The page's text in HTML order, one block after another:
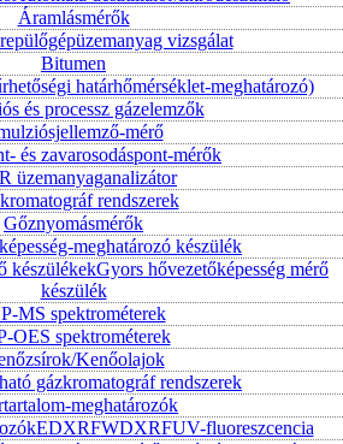
Áramlásmérők
vizsgálat
Bitumen
határhőmérséklet-meghatározó)
és processz gázelemzők
mérő
és zavarosodáspont-mérők
üzemanyaganalizátor
rendszerek
Gőznyomásmérők
meghatározó készülék
készülékekGyors hővezetőképesség mérő
készülék
MS spektrométerek
OES spektrométerek
Kenőolajok
gázkromatográf rendszerek
meghatározók
EDXRFWDXRFUV-fluoreszcencia